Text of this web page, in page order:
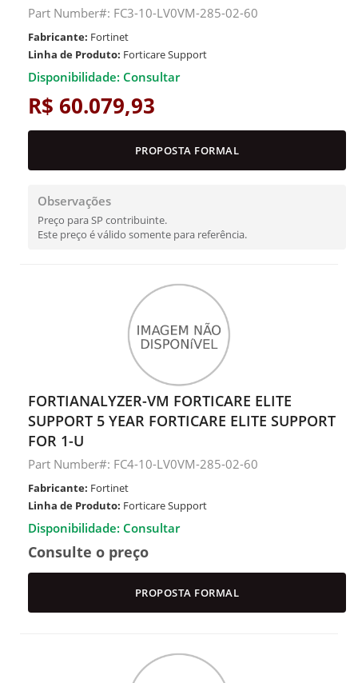
Part Number#: FC3-10-LV0VM-285-02-60
Fabricante: Fortinet
Linha de Produto: Forticare Support
Disponibilidade: Consultar
R$ 60.079,93
PROPOSTA FORMAL
Observações
Preço para SP contribuinte.
Este preço é válido somente para referência.
FORTIANALYZER-VM FORTICARE ELITE
SUPPORT 5 YEAR FORTICARE ELITE SUPPORT
FOR 1-U
Part Number#: FC4-10-LV0VM-285-02-60
Fabricante: Fortinet
Linha de Produto: Forticare Support
Disponibilidade: Consultar
Consulte o preço
PROPOSTA FORMAL